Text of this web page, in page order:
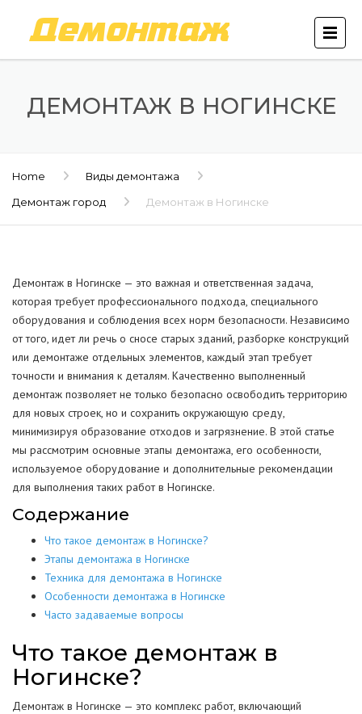
ДЕМОНТАЖ В НОГИНСКЕ
Home
Виды демонтажа
Демонтаж город
Демонтаж в Ногинске
Демонтаж в Ногинске — это важная и ответственная задача,
которая требует профессионального подхода, специального
оборудования и соблюдения всех норм безопасности. Независимо
от того, идет ли речь о сносе старых зданий, разборке конструкций
или демонтаже отдельных элементов, каждый этап требует
точности и внимания к деталям. Качественно выполненный
демонтаж позволяет не только безопасно освободить территорию
для новых строек, но и сохранить окружающую среду,
минимизируя образование отходов и загрязнение. В этой статье
мы рассмотрим основные этапы демонтажа, его особенности,
используемое оборудование и дополнительные рекомендации
для выполнения таких работ в Ногинске.
Содержание
Что такое демонтаж в Ногинске?
Этапы демонтажа в Ногинске
Техника для демонтажа в Ногинске
Особенности демонтажа в Ногинске
Часто задаваемые вопросы
Что такое демонтаж в
Ногинске?
Демонтаж в Ногинске — это комплекс работ, включающий